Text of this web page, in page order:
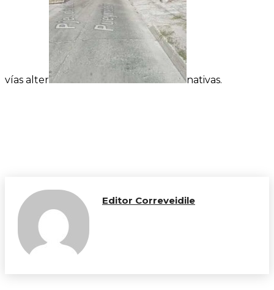
vías alter nativas.
Editor Correveidile